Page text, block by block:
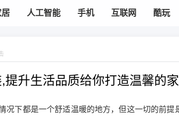
人工智能 手机 互联网 酷玩
升生活品质给你打造温馨的家
况下都是一个舒适温暖的地方，但这一切的前提